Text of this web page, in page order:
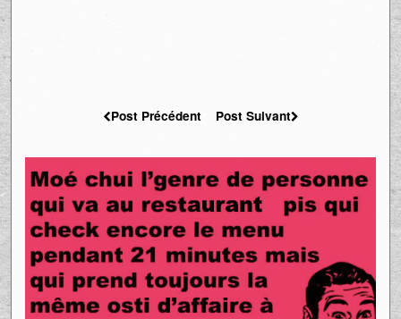
Post Précédent Post Suivant